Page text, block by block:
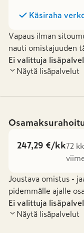
Käsiraha
Vapaus ilman
nauti omistajuuden
Ei valittuja
Näytä lisäpalvelut
247,29 €/kk72
Joustava omistus -
pidemmälle ajalle
Ei valittuja
Näytä lisäpalvelut